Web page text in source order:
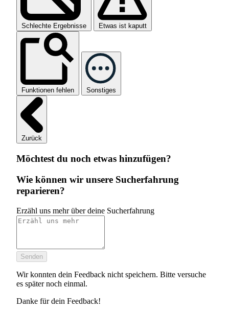
Schlechte Ergebnisse Etwas ist kaputt
Funktionen fehlen Sonstiges
Zurück
Möchtest du noch etwas hinzufügen?
Wie können wir unsere Sucherfahrung
reparieren?
Erzähl uns mehr über deine Sucherfahrung
Senden
Wir konnten dein Feedback nicht speichern. Bitte versuche
es später noch einmal.
Danke für dein Feedback!